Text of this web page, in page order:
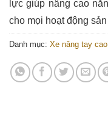
lực giúp nâng cao
cho mọi hoạt động
Danh mục: Xe nâng tay